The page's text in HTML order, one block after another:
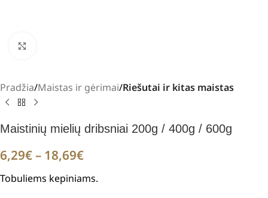
Pradžia Maistas ir gėrimai Riešutai ir kitas maistas
Maistinių mielių dribsniai 200g / 400g / 600g
6,29€– 18,69€
Tobuliems kepiniams.